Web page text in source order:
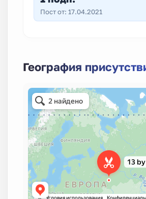
Пост от: 17.04.2021
География